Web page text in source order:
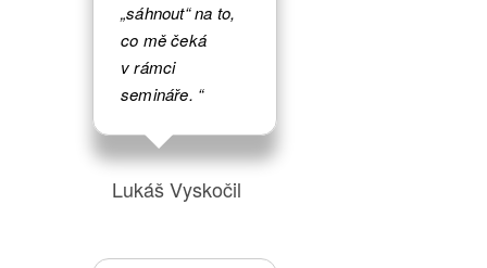
„sáhnout“ na to,
co mě čeká
v rámci
semináře. “
Lukáš Vyskočil